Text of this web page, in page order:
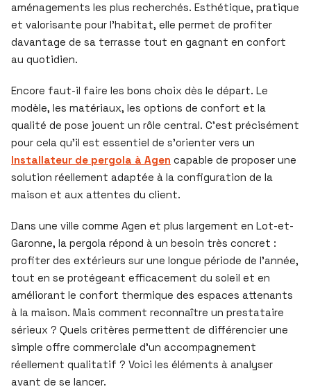
aménagements les plus recherchés. Esthétique, pratique
et valorisante pour l’habitat, elle permet de profiter
davantage de sa terrasse tout en gagnant en confort
au quotidien.
Encore faut-il faire les bons choix dès le départ. Le
modèle, les matériaux, les options de confort et la
qualité de pose jouent un rôle central. C’est précisément
pour cela qu’il est essentiel de s’orienter vers un
Installateur de pergola à Agen capable de proposer une
solution réellement adaptée à la configuration de la
maison et aux attentes du client.
Dans une ville comme Agen et plus largement en Lot-et-
Garonne, la pergola répond à un besoin très concret :
profiter des extérieurs sur une longue période de l’année,
tout en se protégeant efficacement du soleil et en
améliorant le confort thermique des espaces attenants
à la maison. Mais comment reconnaître un prestataire
sérieux ? Quels critères permettent de différencier une
simple offre commerciale d’un accompagnement
réellement qualitatif ? Voici les éléments à analyser
avant de se lancer.